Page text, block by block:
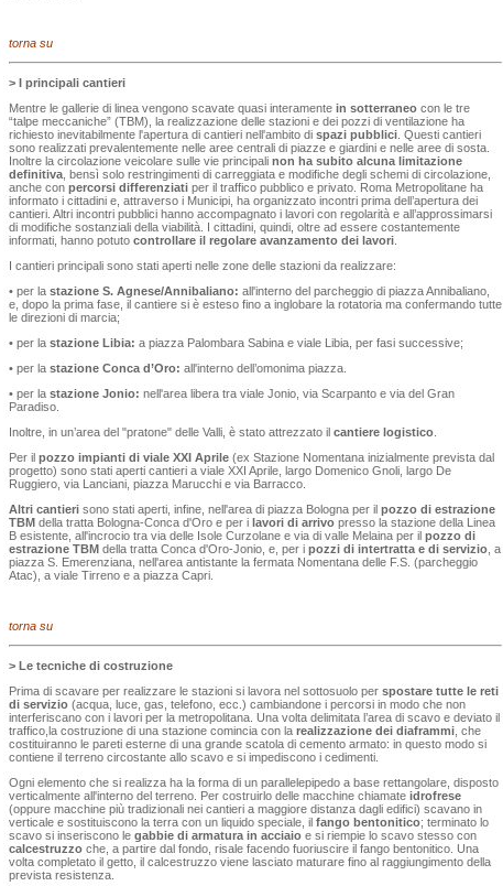
torna su
> I principali cantieri
Mentre le gallerie di linea vengono scavate quasi interamente in sotterraneocon le tre
“talpe meccaniche” (TBM), la realizzazione delle stazioni e dei pozzi di ventilazione ha
richiesto inevitabilmente l'apertura di cantieri nell'ambito di spazi pubblici. Questi cantieri
sono realizzati prevalentemente nelle aree centrali di piazze e giardini e nelle aree di sosta.
Inoltre la circolazione veicolare sulle vie principali non ha subito alcuna limitazione
definitiva, bensì solo restringimenti di carreggiata e modifiche degli schemi di circolazione,
anche con percorsi differenziati per il traffico pubblico e privato. Roma Metropolitane ha
informato i cittadini e, attraverso i Municipi, ha organizzato incontri prima dell’apertura dei
cantieri. Altri incontri pubblici hanno accompagnato i lavori con regolarità e all’approssimarsi
di modifiche sostanziali della viabilità. I cittadini, quindi, oltre ad essere costantemente
informati, hanno potuto controllare il regolare avanzamento dei lavori.
I cantieri principali sono stati aperti nelle zone delle stazioni da realizzare:
• per la stazione S. Agnese/Annibaliano: all'interno del parcheggio di piazza Annibaliano,
e, dopo la prima fase, il cantiere si è esteso fino a inglobare la rotatoria ma confermando tutte
le direzioni di marcia;
• per la stazione Libia: a piazza Palombara Sabina e viale Libia, per fasi successive;
• per la stazione Conca d’Oro: all'interno dell’omonima piazza.
• per la stazione Jonio: nell'area libera tra viale Jonio, via Scarpanto e via del Gran
Paradiso.
Inoltre, in un’area del "pratone" delle Valli, è stato attrezzato il cantiere logistico.
Per il pozzo impianti di viale XXI Aprile(ex Stazione Nomentana inizialmente prevista dal
progetto) sono stati aperti cantieri a viale XXI Aprile, largo Domenico Gnoli, largo De
Ruggiero, via Lanciani, piazza Marucchi e via Barracco.
Altri cantierisono stati aperti, infine, nell'area di piazza Bologna per il pozzo di estrazione
TBMdella tratta Bologna-Conca d'Oro e per i lavori di arrivopresso la stazione della Linea
B esistente, all'incrocio tra via delle Isole Curzolane e via di valle Melaina per il pozzo di
estrazione TBMdella tratta Conca d'Oro-Jonio, e, per i pozzi di intertratta e di servizio, a
piazza S. Emerenziana, nell'area antistante la fermata Nomentana delle F.S. (parcheggio
Atac), a viale Tirreno e a piazza Capri.
torna su
> Le tecniche di costruzione
Prima di scavare per realizzare le stazioni si lavora nel sottosuolo per spostare tutte le reti
di servizio(acqua, luce, gas, telefono, ecc.) cambiandone i percorsi in modo che non
interferiscano con i lavori per la metropolitana. Una volta delimitata l’area di scavo e deviato il
traffico,la costruzione di una stazione comincia con la realizzazione dei diaframmi, che
costituiranno le pareti esterne di una grande scatola di cemento armato: in questo modo si
contiene il terreno circostante allo scavo e si impediscono i cedimenti.
Ogni elemento che si realizza ha la forma di un parallelepipedo a base rettangolare, disposto
verticalmente all'interno del terreno. Per costruirlo delle macchine chiamate idrofrese
(oppure macchine più tradizionali nei cantieri a maggiore distanza dagli edifici) scavano in
verticale e sostituiscono la terra con un liquido speciale, il fango bentonitico; terminato lo
scavo si inseriscono le gabbie di armatura in acciaioe si riempie lo scavo stesso con
calcestruzzoche, a partire dal fondo, risale facendo fuoriuscire il fango bentonitico. Una
volta completato il getto, il calcestruzzo viene lasciato maturare fino al raggiungimento della
prevista resistenza.